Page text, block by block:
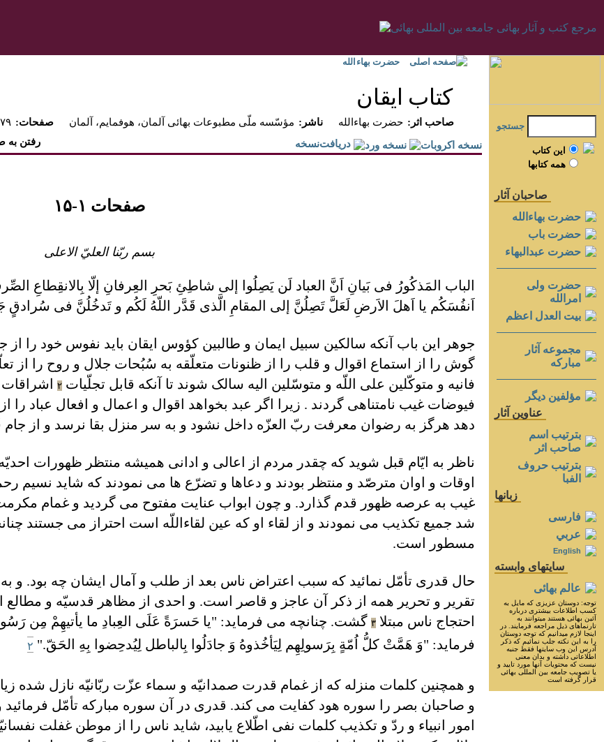
صفحه اصلی حضرت بهاءالله
کتاب ايقان
:صفحات مؤسّسه ملّی مطبوعات بهائی آلمان، هوفمايم، آلمان :ناشر حضرت بهاءالله
:صاحب اثر
رفتن به
صفحات ۱-۱۵
بسم ربّنا العليّ الاعلی
الباب المَذکُورُ فی بَيانِ اَنَّ العباد لَن يَصِلُوا إلی شاطِئِ بَحرِ العِرفانِ إلّا
اَنفُسَکُم يا اَهلَ الاَرضِ لَعَلَّ تَصِلُنَّ إلی المقامِ الَّذی قَدَّر اللّهُ لَکُم و تَدخُلُنَّ فی سُرادقٍ
جوهر اين باب آنکه سالکين سبيل ايمان و طالبين کؤوس ايقان بايد نفوس خود را
گوش را از استماع اقوال و قلب را از ظنونات متعلّقه به سُبُحات جلال و روح را از
فانيه و متوکّلين علی اللّه و متوسّلين اليه سالک شوند تا آنکه قابل تجلّيات ۲
فيوضات غيب نامتناهی گردند . زيرا اگر عبد بخواهد اقوال و اعمال و افعال عباد
دهد هرگز به رضوان معرفت ربّ العزّه داخل نشود و به سر منزل بقا نرسد و از
ناظر به ايّام قبل شويد که چقدر مردم از اعالی و ادانی هميشه منتظر ظهورات
اوقات و اوان مترصّد و منتظر بودند و دعاها و تضرّع ها می نمودند که شايد نسيم
غيب به عرصه ظهور قدم گذارد. و چون ابواب عنايت مفتوح می گرديد و غمام
شد جميع تکذيب می نمودند و از لقاء او که عين لقاءاللّه است احتراز می جستند
مسطور است.
حال قدری تأمّل نمائيد که سبب اعتراض ناس بعد از طلب و آمال ايشان چه بود. و
تقرير و تحرير همه از ذکر آن عاجز و قاصر است. و احدی از مظاهر قدسيّه و مطالع
احتجاج ناس مبتلا ٣ گشت. چنانچه می فرمايد: "يا حَسرَةً عَلَی العِبادِ ما يأتيهِمْ مِن
فرمايد: "وَ هَمَّتْ کلُّ اُمّةٍ بِرَسولِهِم لِيَأخُذوهُ وَ جادَلُوا بِالباطل لِيُدحِضوا بِهِ الحَقّ." ۲
و همچنين کلمات منزله که از غمام قدرت صمدانيّه و سماء عزّت ربّانيّه نازل شده
و صاحبان بصر را سوره هود کفايت می کند. قدری در آن سوره مبارکه تأمّل فرمائيد
امور انبياء و ردّ و تکذيب کلمات نفی اطّلاع يابيد، شايد ناس را از موطن غفلت
جستجو
اين کتاب
همه کتابها
صاحبان آثار
حضرت بهاءالله
حضرت باب
حضرت عبدالبهاء
حضرت ولی
امرالله
بيت العدل اعظم
مجموعه آثار
مباركه
مؤلفين ديگر
عناوين آثار
بترتيب اسم
صاحب اثر
بترتيب حروف
الفبا
زبانها
فارسی
عربي
English
سايتهای وابسته
عالم بهائی
توجه: دوستان عزيزى كه مايل به
كسب اطلاعات بيشترى درباره
آئين بهائى هستند ميتوانند به
تارنماهاى ذيل مراجعه فرمايند. در
اينجا لازم ميدانيم كه توجه دوستان
را به اين نكته جلب نمائيم كه ذكر
آدرس اين وب سايتها فقط جنبه
اطلاعاتى داشته و بدان معنى
نيست كه محتويات آنها مورد تاييد و
يا تصويب جامعه بين المللى بهائى
قرار گرفته است